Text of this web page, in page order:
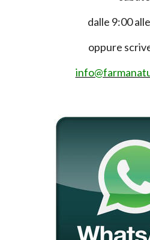
dalle 9:00
oppure